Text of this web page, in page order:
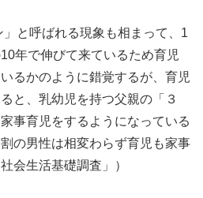
と呼ばれる現象も相まって、1
年で伸びて来ているため育児
るかのように錯覚するが、育児
と、乳幼児を持つ父親の「３
事育児をするようになっている
の男性は相変わらず育児も家事
会生活基礎調査」）